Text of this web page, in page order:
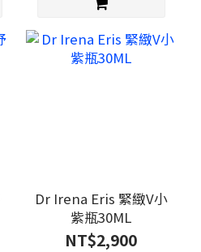
Dr Irena Eris 緊緻V小
紫瓶30ML
NT$2,900